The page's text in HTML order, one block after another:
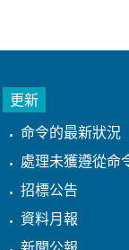
更新
命令的最新狀況
處理未獲遵從命
招標公告
資料月報